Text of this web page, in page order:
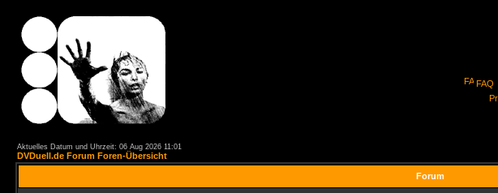
FAQ
Aktuelles Datum und Uhrzeit: 06 Aug 2026 11:01
DVDuell.de Forum Foren-Übersicht
Forum